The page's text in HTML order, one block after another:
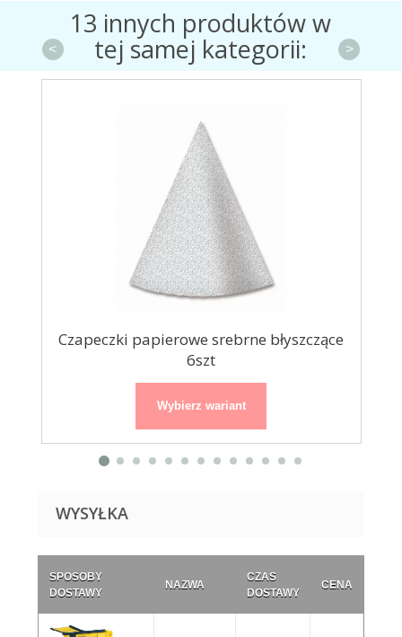
13 innych produktów w
tej samej kategorii:
Czapeczki papierowe srebrne błyszczące
6szt
Wybierz wariant
< >
WYSYŁKA
SPOSOBY
DOSTAWY
NAZWA
CZAS
DOSTAWY
CENA